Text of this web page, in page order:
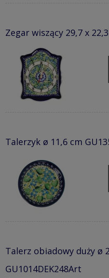
Zegar wiszący 29,7 x
Talerzyk ø 11,6 cm
Talerz obiadowy duży ø
GU1014DEK248Art